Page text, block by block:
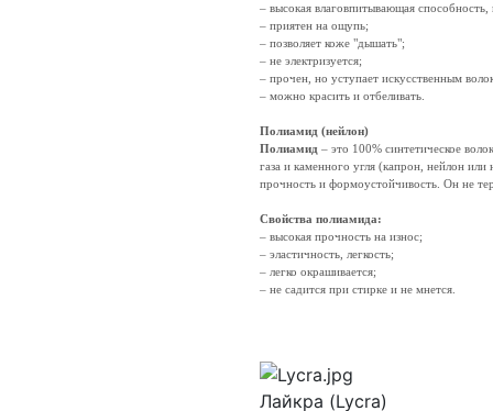
– высокая влаговпитывающая
– приятен на ощупь;
– позволяет коже "дышать";
– не электризуется;
– прочен, но уступает искусственным
– можно красить и отбеливать.
Полиамид (нейлон)
Полиамид – это 100% синтетическое
газа и каменного угля (капрон, нейлон
прочность и формоустойчивость. Он не
Свойства полиамида:
– высокая прочность на износ;
– эластичность, легкость;
– легко окрашивается;
– не садится при стирке и не мнется.
Лайкра (Lycra)